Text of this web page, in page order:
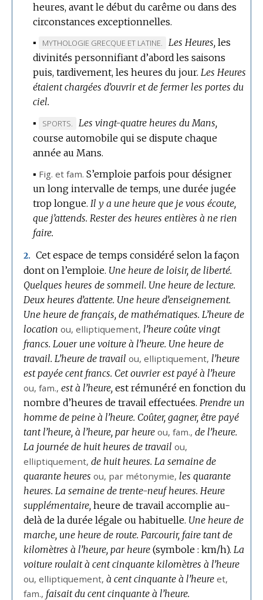
heures, avant le début du carême ou dans des
circonstances exceptionnelles.
▪
MARQUE
DE
DOMAINE
:
MYTHOLOGIE GRECQUE ET LATINE. Les Heures, les
divinités personnifiant d’abord les saisons
puis, tardivement, les heures du jour. Les Heures
étaient chargées d’ouvrir et de fermer les portes du
ciel.
▪
MARQUE
DE
DOMAINE
SPORTS.
Les vingt-quatre heures du Mans,
course automobile qui se dispute chaque
année au Mans.
▪ Fig. et fam. S’emploie parfois pour désigner
un long intervalle de temps, une durée jugée
trop longue. Il y a une heure que je vous écoute,
que j’attends. Rester des heures entières à ne rien
faire.
2. Cet espace de temps considéré selon la façon
dont on l’emploie. Une heure de loisir, de liberté.
Quelques heures de sommeil. Une heure de lecture.
Deux heures d’attente. Une heure d’enseignement.
Une heure de français, de mathématiques. L’heure de
location ou, elliptiquement, l’heure coûte vingt
francs. Louer une voiture à l’heure. Une heure de
travail. L’heure de travail ou, elliptiquement, l’heure
est payée cent francs. Cet ouvrier est payé à l’heure
ou, fam., est à l’heure, est rémunéré en fonction du
nombre d’heures de travail effectuées. Prendre un
homme de peine à l’heure. Coûter, gagner, être payé
tant l’heure, à l’heure, par heure ou, fam., de l’heure.
La journée de huit heures de travail ou,
elliptiquement, de huit heures. La semaine de
quarante heures ou, par métonymie, les quarante
heures. La semaine de trente-neuf heures. Heure
supplémentaire, heure de travail accomplie au-
delà de la durée légale ou habituelle. Une heure de
marche, une heure de route. Parcourir, faire tant de
kilomètres à l’heure, par heure(symbole : km/h). La
voiture roulait à cent cinquante kilomètres à l’heure
ou, elliptiquement, à cent cinquante à l’heure et,
fam., faisait du cent cinquante à l’heure.